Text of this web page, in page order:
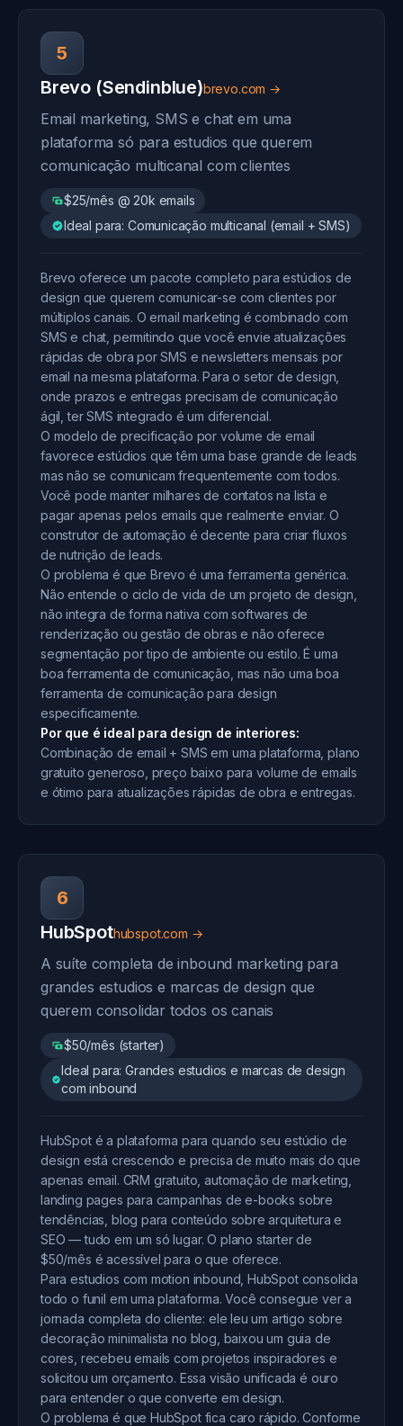
5
Brevo (Sendinblue)brevo.com →
Email marketing, SMS e chat em uma
plataforma só para estudios que querem
comunicação multicanal com clientes
$25/mês @ 20k emails
Ideal para: Comunicação multicanal (email + SMS)
Brevo oferece um pacote completo para estúdios de
design que querem comunicar-se com clientes por
múltiplos canais. O email marketing é combinado com
SMS e chat, permitindo que você envie atualizações
rápidas de obra por SMS e newsletters mensais por
email na mesma plataforma. Para o setor de design,
onde prazos e entregas precisam de comunicação
ágil, ter SMS integrado é um diferencial.
O modelo de precificação por volume de email
favorece estúdios que têm uma base grande de leads
mas não se comunicam frequentemente com todos.
Você pode manter milhares de contatos na lista e
pagar apenas pelos emails que realmente enviar. O
construtor de automação é decente para criar fluxos
de nutrição de leads.
O problema é que Brevo é uma ferramenta genérica.
Não entende o ciclo de vida de um projeto de design,
não integra de forma nativa com softwares de
renderização ou gestão de obras e não oferece
segmentação por tipo de ambiente ou estilo. É uma
boa ferramenta de comunicação, mas não uma boa
ferramenta de comunicação para design
especificamente.
Por que é ideal para design de interiores:
Combinação de email + SMS em uma plataforma, plano
gratuito generoso, preço baixo para volume de emails
e ótimo para atualizações rápidas de obra e entregas.
6
HubSpothubspot.com →
A suíte completa de inbound marketing para
grandes estudios e marcas de design que
querem consolidar todos os canais
$50/mês (starter)
Ideal para: Grandes estudios e marcas de design
com inbound
HubSpot é a plataforma para quando seu estúdio de
design está crescendo e precisa de muito mais do que
apenas email. CRM gratuito, automação de marketing,
landing pages para campanhas de e-books sobre
tendências, blog para conteúdo sobre arquitetura e
SEO — tudo em um só lugar. O plano starter de
$50/mês é acessível para o que oferece.
Para estudios com motion inbound, HubSpot consolida
todo o funil em uma plataforma. Você consegue ver a
jornada completa do cliente: ele leu um artigo sobre
decoração minimalista no blog, baixou um guia de
cores, recebeu emails com projetos inspiradores e
solicitou um orçamento. Essa visão unificada é ouro
para entender o que converte em design.
O problema é que HubSpot fica caro rápido. Conforme